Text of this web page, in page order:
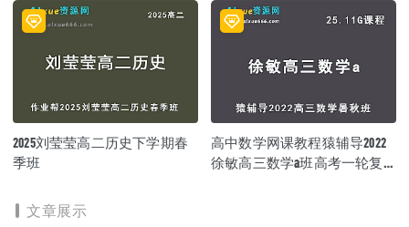
载
2025刘莹莹高二历史下学期春
季班
高中数学网课教程猿辅导2022
徐敏高三数学a班高考一轮复
文章展示